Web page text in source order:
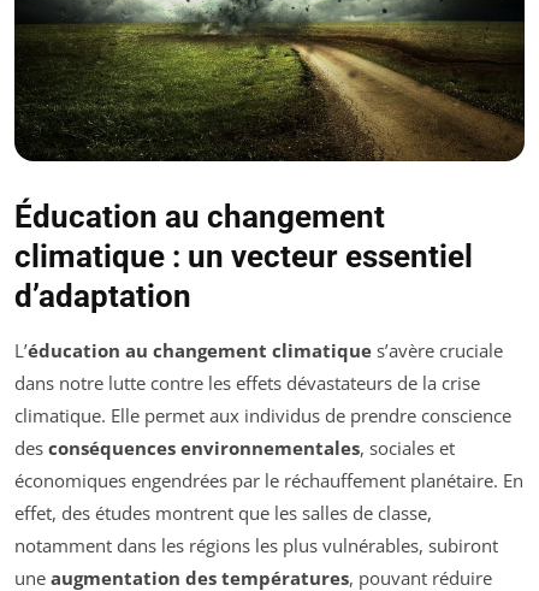
Éducation au changement
climatique : un vecteur essentiel
d’adaptation
L’éducation au changement climatique s’avère cruciale
dans notre lutte contre les effets dévastateurs de la crise
climatique. Elle permet aux individus de prendre conscience
des conséquences environnementales, sociales et
économiques engendrées par le réchauffement planétaire. En
effet, des études montrent que les salles de classe,
notamment dans les régions les plus vulnérables, subiront
une augmentation des températures, pouvant réduire